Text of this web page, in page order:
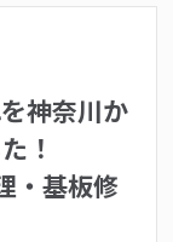
神奈川か
！
・基板修